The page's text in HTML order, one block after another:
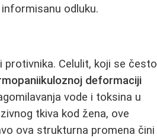
odluku.
protivnika. Celulit, koji se često
deformaciji
vode i toksina u
tkiva kod žena, ove
ova strukturna promena čini